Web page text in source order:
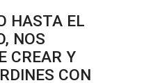
HASTA EL
NOS
CREAR Y
CON